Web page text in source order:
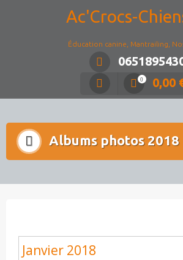
Ac'Crocs-
Éducation canine, Mantrailing,
0 0,00
Albums photos 2018
Janvier 2018